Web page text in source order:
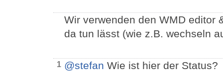
Wir verwenden den WMD editor
da tun lässt (wie z.B. wechseln
1 @stefan Wie ist hier der Status?